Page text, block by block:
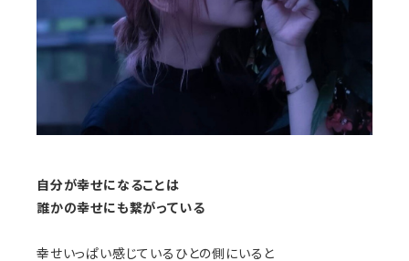
自分が幸せになることは
誰かの幸せにも繋がっている
幸せいっぱい感じているひとの側にいると